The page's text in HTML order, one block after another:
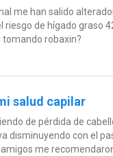
me han salido
riesgo de hígado graso
robaxin?
salud capilar
de pérdida de
disminuyendo con el
me